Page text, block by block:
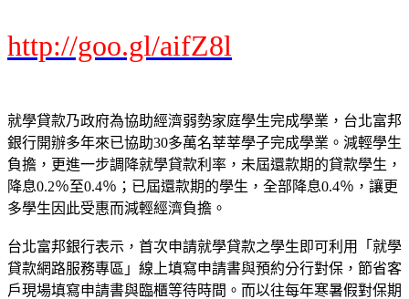
http://goo.gl/aifZ8l
就學貸款乃政府為協助經濟弱勢家庭學生完成學業，台北富邦
銀行開辦多年來已協助30多萬名莘莘學子完成學業。減輕學生
負擔，更進一步調降就學貸款利率，未屆還款期的貸款學生，
降息0.2％至0.4％；已屆還款期的學生，全部降息0.4％，讓更
多學生因此受惠而減輕經濟負擔。
台北富邦銀行表示，首次申請就學貸款之學生即可利用「就學
貸款網路服務專區」線上填寫申請書與預約分行對保，節省客
戶現場填寫申請書與臨櫃等待時間。而以往每年寒暑假對保期